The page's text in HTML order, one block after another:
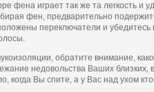
фена играет так же та легкость и
фен, предварительно
переключатели и
обратите внимание,
недовольства Ваших
когда Вы спите, а у Вас над ухом